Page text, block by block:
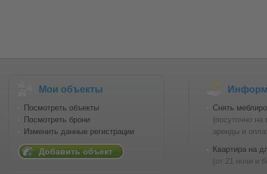
Мои объекты
Посмотреть объекты
Посмотреть брони
Изменить данные регистрации
Добавить объект
Снять
(посуточно
аренды и
Квартира на
(от 21 ночи и